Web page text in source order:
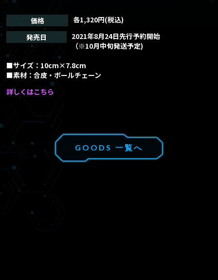
MOVIE
GOODS グッズ
EPISODE あらすじ
Blu-ray/DVD
MUSIC
価格
各1,320円(税込)
発売日
2021年8月24日先行予約開始
（※10月中旬発送予定)
■サイズ：10cm×7.8cm
■素材：合皮・ボールチェーン
詳しくはこちら
GOODS 一覧へ